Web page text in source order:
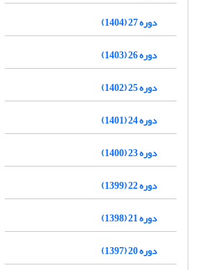
دوره 27 (1404)
دوره 26 (1403)
دوره 25 (1402)
دوره 24 (1401)
دوره 23 (1400)
دوره 22 (1399)
دوره 21 (1398)
دوره 20 (1397)